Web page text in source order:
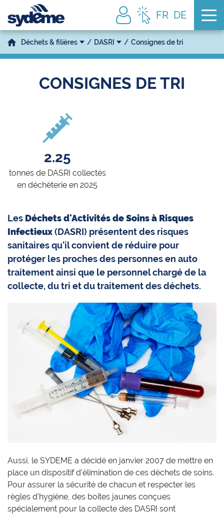
FR DE
Déchets & filières DASRI Consignes de tri
CONSIGNES DE TRI
2.25
tonnes de DASRI collectés
en déchèterie en 2025
Les Déchets d'Activités de Soins à Risques
Infectieux(DASRI) présentent des risques
sanitaires qu'il convient de réduire pour
protéger les proches des personnes en auto
traitement ainsi que le personnel chargé de la
collecte, du tri et du traitement des déchets.
Aussi, le SYDEME a décidé en janvier 2007 de mettre en
place un dispositif d'élimination de ces déchets de soins.
Pour assurer la sécurité de chacun et respecter les
règles d'hygiène, des boîtes jaunes conçues
spécialement pour la collecte des DASRI sont